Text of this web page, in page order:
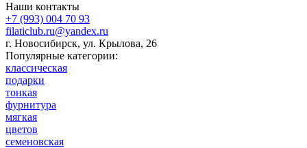
Наши контакты
+7 (993) 004 70 93
filaticlub.ru@yandex.ru
г. Новосибирск, ул. Крылова, 26
Популярные категории:
классическая
подарки
тонкая
фурнитура
мягкая
цветов
семеновская